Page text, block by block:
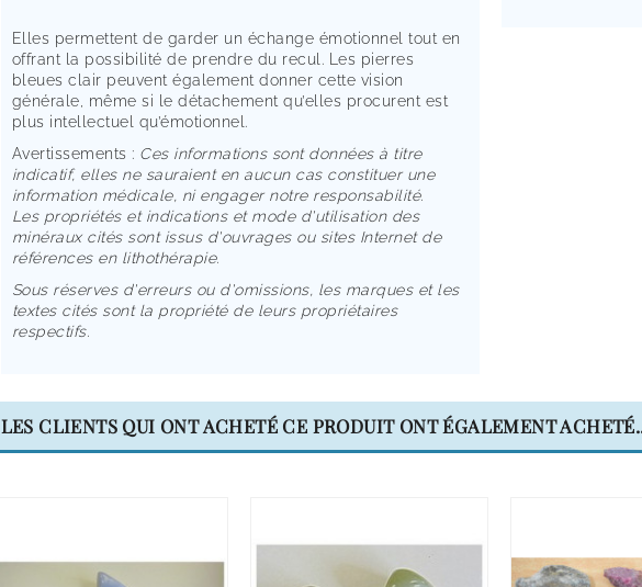
Elles permettent de garder un échange émotionnel tout en
offrant la possibilité de prendre du recul. Les pierres
bleues clair peuvent également donner cette vision
générale, même si le détachement qu’elles procurent est
plus intellectuel qu’émotionnel.
Avertissements : Ces informations sont données à titre
indicatif, elles ne sauraient en aucun cas constituer une
information médicale, ni engager notre responsabilité.
Les propriétés et indications et mode d'utilisation des
minéraux cités sont issus d'ouvrages ou sites Internet de
références en lithothérapie.
Sous réserves d'erreurs ou d'omissions, les marques et les
textes cités sont la propriété de leurs propriétaires
respectifs.
LES CLIENTS QUI ONT ACHETÉ CE PRODUIT ONT ÉGALEMENT